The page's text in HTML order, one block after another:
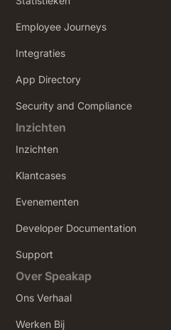
Employee Journeys
Integraties
App Directory
Security and Compliance
Inzichten
Inzichten
Klantcases
Evenementen
Developer Documentation
Support
Over Speakap
Ons Verhaal
Werken Bij